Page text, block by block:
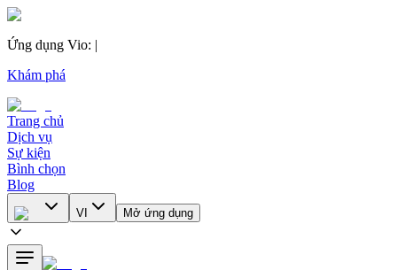
Ứng dụng Vio: |
Khám phá
Trang chủ
Dịch vụ
Sự kiện
Bình chọn
Blog
VI Mở ứng dụng